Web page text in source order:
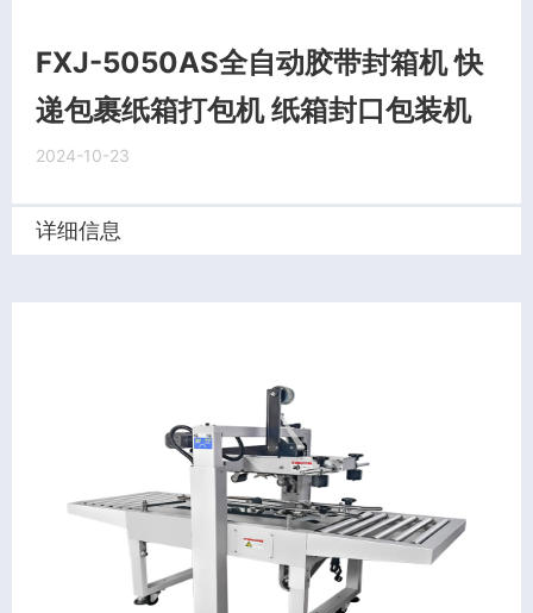
FXJ-5050AS全自动胶带封箱机 快
递包裹纸箱打包机 纸箱封口包装机
2024-10-23
详细信息